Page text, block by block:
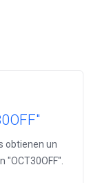
obtienen un